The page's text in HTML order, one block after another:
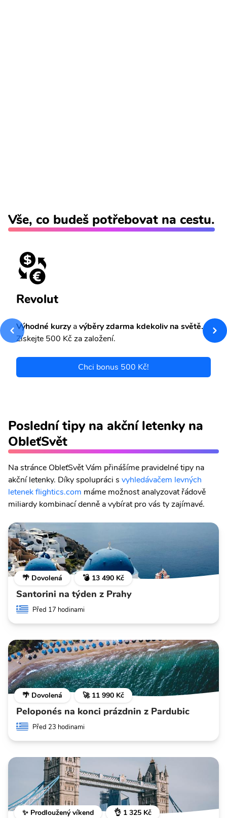
Vše, co budeš potřebovat na cestu.
Revolut
Výhodné kurzyavýběry zdarma kdekoliv na světě.
Získejte 500 Kč za založení.
Chci bonus 500 Kč!
Poslední tipy na akční letenky na
ObleťSvět
Na stránce ObleťSvět Vám přinášíme pravidelné tipy na
akční letenky. Díky spolupráci s vyhledávačem levných
letenek flightics.com máme možnost analyzovat řádově
miliardy kombinací denně a vybírat pro vás ty zajímavé.
🌴 Dovolená 💣 13 490 Kč
Santorini na týden z Prahy
Před 17 hodinami
🌴 Dovolená 🚀 11 990 Kč
Peloponés na konci prázdnin z Pardubic
Před 23 hodinami
✨ Prodloužený víkend 👌 1 325 Kč